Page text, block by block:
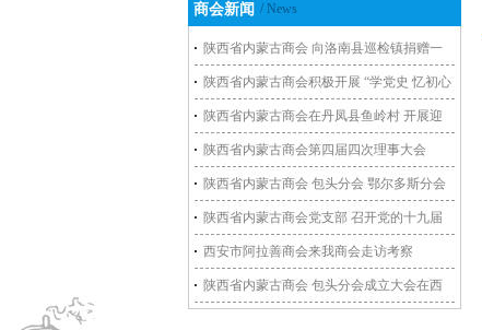
商会新闻 / News
陕西省内蒙古商会 向洛南县巡检镇捐赠一
批救灾物资
陕西省内蒙古商会积极开展 “学党史 忆初心
谋发展”主题党日活动
陕西省内蒙古商会在丹凤县鱼岭村 开展迎
新春送温暖活动
陕西省内蒙古商会第四届四次理事大会
陕西省内蒙古商会 包头分会 鄂尔多斯分会
走访包头商会副会长单位
陕西省内蒙古商会党支部 召开党的十九届
五中全会学习会暨组织生活会
西安市阿拉善商会来我商会走访考察
陕西省内蒙古商会 包头分会成立大会在西